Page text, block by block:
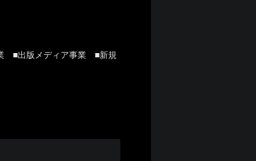
■出版メディア事業 ■新規